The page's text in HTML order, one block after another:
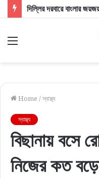
Menu
Home /স্বাস্থ্য
স্বাস্থ্য
বিছানায় বসে
নিজের কত